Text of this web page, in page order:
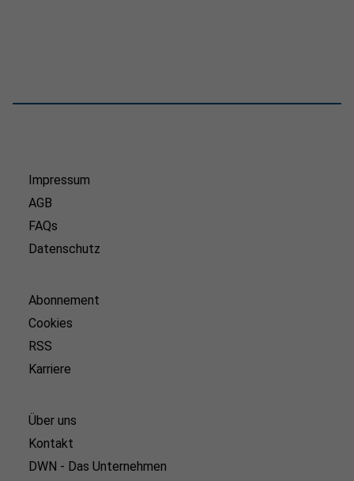
Impressum
AGB
FAQs
Datenschutz
Abonnement
Cookies
RSS
Karriere
Über uns
Kontakt
DWN - Das Unternehmen